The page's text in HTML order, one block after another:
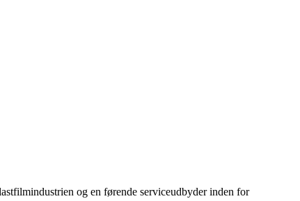
og en førende serviceudbyder inden for